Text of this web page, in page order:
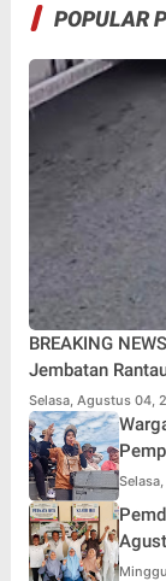
POPULAR
BREAKING
Jembatan
Lokasi
Selasa, Agustus 04,